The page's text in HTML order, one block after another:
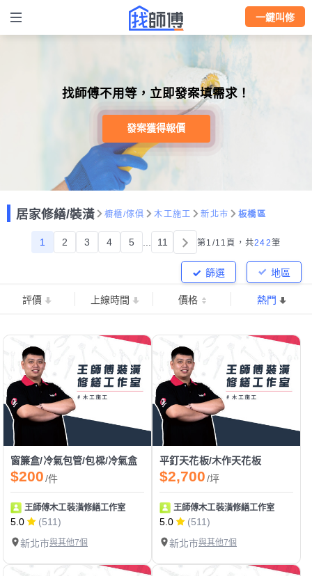
一鍵叫修
找師傅不用等，立即發案填需求！
發案獲得報價
居家修繕/裝潢 櫥櫃/傢俱 木工施工 新北市 板橋區
1 2 3 4 5 11 第1/11頁， 共242筆
地區
篩選
評價 上線時間 價格 熱門
窗簾盒/冷氣包管/包樑/冷氣盒
$200/件
王師傅木工裝潢修繕工作室
5.0
(511)
新北市與其他7個
平釘天花板/木作天花板
$2,700/坪
王師傅木工裝潢修繕工作室
5.0
(511)
新北市與其他7個